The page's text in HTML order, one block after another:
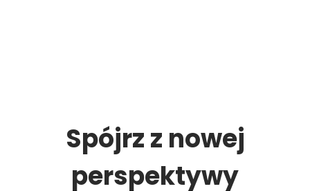
Spójrz z nowej
perspektywy